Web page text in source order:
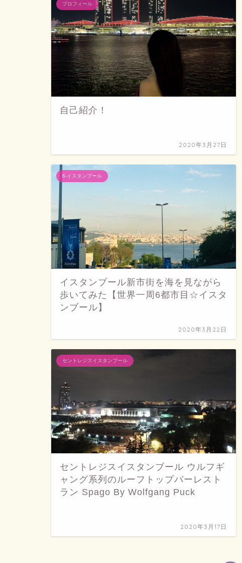
プロフィール
自己紹介！
2020年3月27日
6-イスタンブール
イスタンブール新市街を海を見ながら
歩いてみた【世界一周6都市目☆イスタ
ンブール】
2020年3月22日
セントレジスイスタンブール
セントレジスイスタンブール ウルフギ
ャング系列のルーフトップバーレスト
ラン Spago By Wolfgang Puck
2020年3月17日